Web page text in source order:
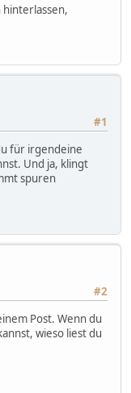
#1
für irgendeine
Und ja, klingt
spuren
#2
Post. Wenn du
wieso liest du